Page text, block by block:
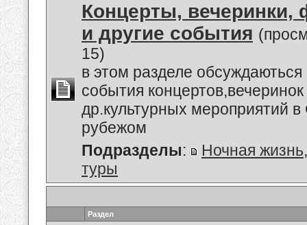
Концерты, вечеринки,
и другие события
15)
в этом разделе
события
др.культурных мероприятий
рубежом
Подразделы: Ночная жизнь
туры
Раздел